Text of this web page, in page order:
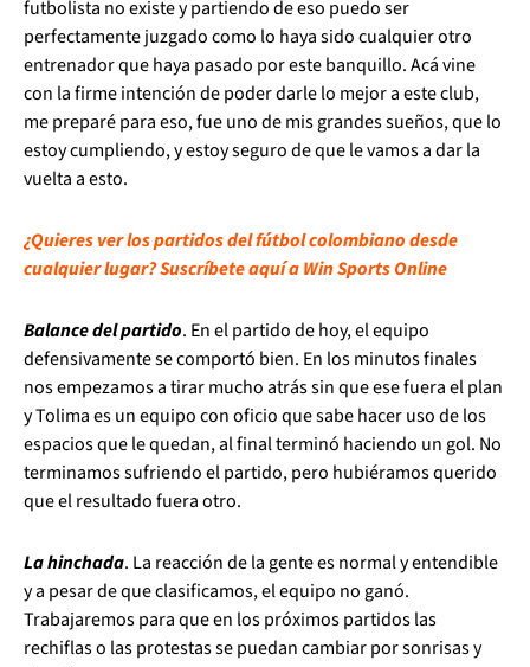
futbolista no existe y partiendo de eso puedo ser
perfectamente juzgado como lo haya sido cualquier otro
entrenador que haya pasado por este banquillo. Acá vine
con la firme intención de poder darle lo mejor a este club,
me preparé para eso, fue uno de mis grandes sueños, que lo
estoy cumpliendo, y estoy seguro de que le vamos a dar la
vuelta a esto.
¿Quieres ver los partidos del fútbol colombiano desde
cualquier lugar? Suscríbete aquí a Win Sports Online
Balance del partido. En el partido de hoy, el equipo
defensivamente se comportó bien. En los minutos finales
nos empezamos a tirar mucho atrás sin que ese fuera el plan
y Tolima es un equipo con oficio que sabe hacer uso de los
espacios que le quedan, al final terminó haciendo un gol. No
terminamos sufriendo el partido, pero hubiéramos querido
que el resultado fuera otro.
La hinchada. La reacción de la gente es normal y entendible
y a pesar de que clasificamos, el equipo no ganó.
Trabajaremos para que en los próximos partidos las
rechiflas o las protestas se puedan cambiar por sonrisas y